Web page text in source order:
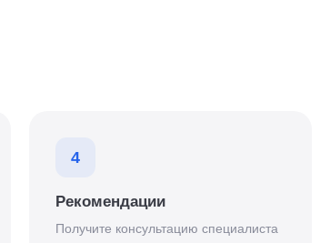
4
Рекомендации
Получите консультацию специалиста